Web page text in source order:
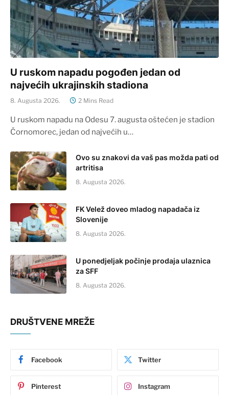
U ruskom napadu pogođen jedan od
najvećih ukrajinskih stadiona
8. Augusta 2026. 2 Mins Read
U ruskom napadu na Odesu 7. augusta oštećen je stadion
Čornomorec, jedan od najvećih u…
Ovo su znakovi da vaš pas možda pati od
artritisa
8. Augusta 2026.
FK Velež doveo mladog napadača iz
Slovenije
8. Augusta 2026.
U ponedjeljak počinje prodaja ulaznica
za SFF
8. Augusta 2026.
DRUŠTVENE MREŽE
Facebook Twitter
Pinterest Instagram